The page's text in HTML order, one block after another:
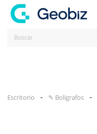
Escritorio - ✎ Boligrafos -